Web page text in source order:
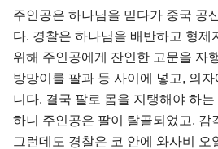
주인공은 하나님을 믿다가 중국 공
다. 경찰은 하나님을 배반하고 형제
위해 주인공에게 잔인한 고문을 자
방망이를 팔과 등 사이에 넣고, 의
니다. 결국 팔로 몸을 지탱해야 하
하니 주인공은 팔이 탈골되었고, 감
그런데도 경찰은 코 안에 와사비 오